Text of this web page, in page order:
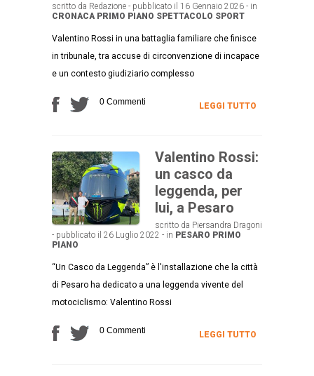
scritto da Redazione - pubblicato il 16 Gennaio 2026 - in
CRONACA PRIMO PIANO SPETTACOLO SPORT
Valentino Rossi in una battaglia familiare che finisce
in tribunale, tra accuse di circonvenzione di incapace
e un contesto giudiziario complesso
0 Commenti LEGGI TUTTO
Valentino Rossi:
un casco da
leggenda, per
lui, a Pesaro
scritto da Piersandra Dragoni
- pubblicato il 26 Luglio 2022 - in PESARO PRIMO
PIANO
“Un Casco da Leggenda” è l'installazione che la città
di Pesaro ha dedicato a una leggenda vivente del
motociclismo: Valentino Rossi
0 Commenti LEGGI TUTTO